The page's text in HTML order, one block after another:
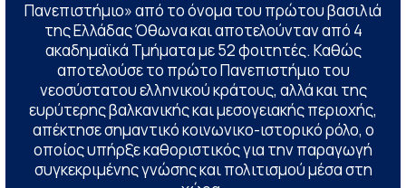
Πανεπιστήμιο» από το όνομα του πρώτου βασιλιά
της Ελλάδας Όθωνα και αποτελούνταν από 4
ακαδημαϊκά Τμήματα με 52 φοιτητές. Καθώς
αποτελούσε το πρώτο Πανεπιστήμιο του
νεοσύστατου ελληνικού κράτους, αλλά και της
ευρύτερης βαλκανικής και μεσογειακής περιοχής,
απέκτησε σημαντικό κοινωνικο-ιστορικό ρόλο, ο
οποίος υπήρξε καθοριστικός για την παραγωγή
συγκεκριμένης γνώσης και πολιτισμού μέσα στη